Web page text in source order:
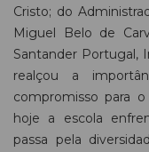
Cristo; do
Miguel Belo de
Santander Portugal,
realçou a
compromisso para
hoje a escola
passa pela